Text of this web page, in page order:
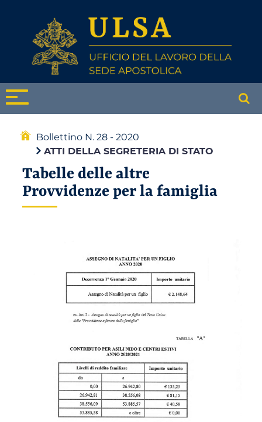
Bollettino N. 28 - 2020
ATTI DELLA SEGRETERIA DI STATO
Tabelle delle altre
Provvidenze per la famiglia